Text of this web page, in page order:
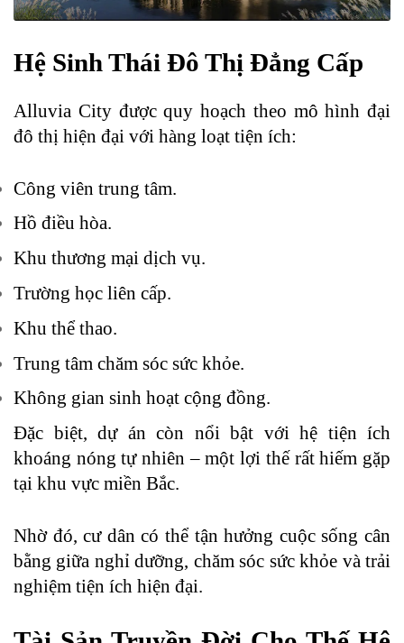
Hệ Sinh Thái Đô Thị Đẳng Cấp
Alluvia City được quy hoạch theo mô hình đại
đô thị hiện đại với hàng loạt tiện ích:
Công viên trung tâm.
Hồ điều hòa.
Khu thương mại dịch vụ.
Trường học liên cấp.
Khu thể thao.
Trung tâm chăm sóc sức khỏe.
Không gian sinh hoạt cộng đồng.
Đặc biệt, dự án còn nổi bật với hệ tiện ích
khoáng nóng tự nhiên – một lợi thế rất hiếm gặp
tại khu vực miền Bắc.
Nhờ đó, cư dân có thể tận hưởng cuộc sống cân
bằng giữa nghỉ dưỡng, chăm sóc sức khỏe và trải
nghiệm tiện ích hiện đại.